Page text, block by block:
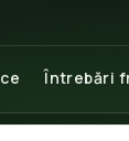
Întrebări